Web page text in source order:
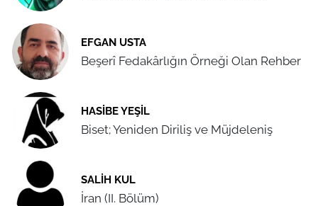
EFGAN USTA
Beşerî Fedakârlığın Örneği Olan Rehber
HASIBE YEŞIL
Biset; Yeniden Diriliş ve Müjdeleniş
SALIH KUL
İran (II. Bölüm)